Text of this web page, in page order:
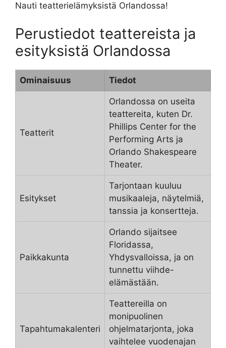
Nauti teatterielämyksistä Orlandossa!
Perustiedot teattereista ja
esityksistä Orlandossa
Ominaisuus Tiedot
Teatterit
Orlandossa on useita
teattereita, kuten Dr.
Phillips Center for the
Performing Arts ja
Orlando Shakespeare
Theater.
Esitykset
Tarjontaan kuuluu
musikaaleja, näytelmiä,
tanssia ja konsertteja.
Paikkakunta
Orlando sijaitsee
Floridassa,
Yhdysvalloissa, ja on
tunnettu viihde-
elämästään.
Tapahtumakalenteri
Teattereilla on
monipuolinen
ohjelmatarjonta, joka
vaihtelee vuodenajan